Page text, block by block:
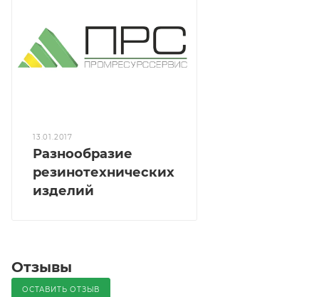
13.01.2017
Разнообразие
резинотехнических
изделий
Отзывы
ОСТАВИТЬ ОТЗЫВ